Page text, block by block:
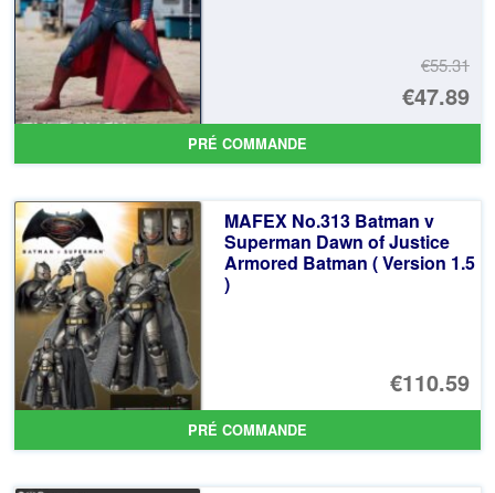
€55.31
Le
€47.89
Le
PRÉ COMMANDE
MAFEX No.313 Batman v
Superman Dawn of Justice
Armored Batman ( Version 1.5
)
€110.59
PRÉ COMMANDE